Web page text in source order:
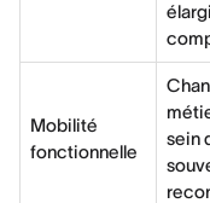
Mobilité
fonctionnelle
sein